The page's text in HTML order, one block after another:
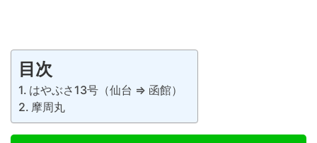
目次
はやぶさ13号（仙台 ⇒ 函館）
摩周丸